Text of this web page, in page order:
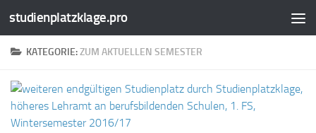
Zum Inhalt springen
studienplatzklage.pro
KATEGORIE:ZUM AKTUELLEN SEMESTER